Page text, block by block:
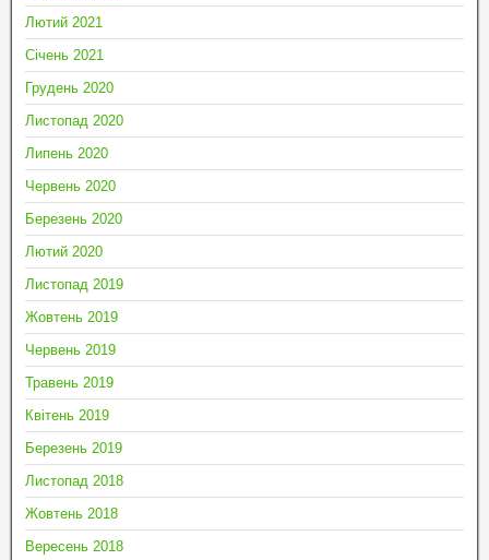
Лютий 2021
Січень 2021
Грудень 2020
Листопад 2020
Липень 2020
Червень 2020
Березень 2020
Лютий 2020
Листопад 2019
Жовтень 2019
Червень 2019
Травень 2019
Квітень 2019
Березень 2019
Листопад 2018
Жовтень 2018
Вересень 2018